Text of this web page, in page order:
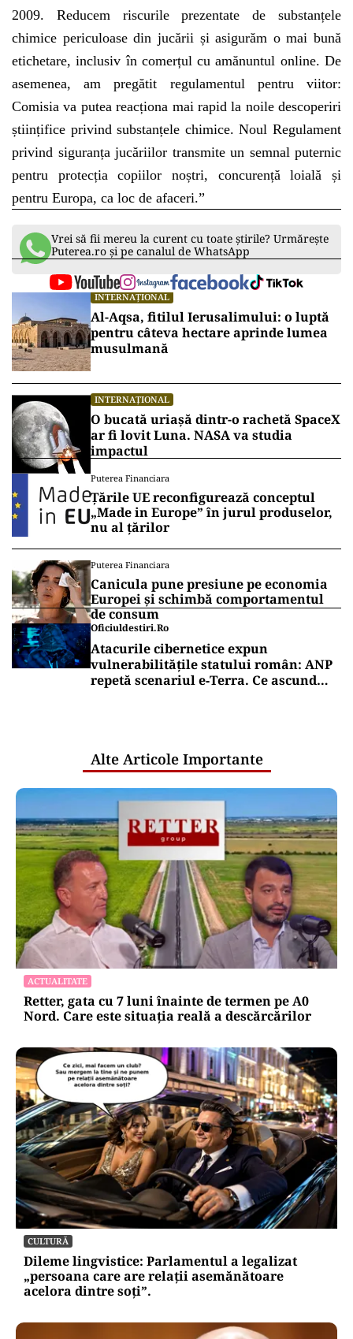
2009. Reducem riscurile prezentate de substanțele
chimice periculoase din jucării și asigurăm o mai bună
etichetare, inclusiv în comerțul cu amănuntul online. De
asemenea, am pregătit regulamentul pentru viitor:
Comisia va putea reacționa mai rapid la noile descoperiri
științifice privind substanțele chimice. Noul Regulament
privind siguranța jucăriilor transmite un semnal puternic
pentru protecția copiilor noștri, concurență loială și
pentru Europa, ca loc de afaceri.”
Vrei să fii mereu la curent cu toate știrile? Urmărește
Puterea.ro și pe canalul de WhatsApp
INTERNAȚIONAL
Al-Aqsa, fitilul Ierusalimului: o luptă
pentru câteva hectare aprinde lumea
musulmană
INTERNAȚIONAL
O bucată uriașă dintr-o rachetă SpaceX
ar fi lovit Luna. NASA va studia
impactul
Puterea Financiara
Țările UE reconfigurează conceptul
„Made in Europe” în jurul produselor,
nu al țărilor
Puterea Financiara
Canicula pune presiune pe economia
Europei și schimbă comportamentul
de consum
Oficiuldestiri.ro
Atacurile cibernetice expun
vulnerabilitățile statului român: ANP
repetă scenariul e‑Terra. Ce ascund
Alte Articole Importante
ACTUALITATE
Retter, gata cu 7 luni înainte de termen pe A0
Nord. Care este situația reală a descărcărilor
CULTURĂ
Dileme lingvistice: Parlamentul a legalizat
„persoana care are relații asemănătoare
acelora dintre soți”.